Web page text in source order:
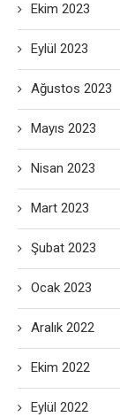
Ekim 2023
Eylül 2023
Ağustos 2023
Mayıs 2023
Nisan 2023
Mart 2023
Şubat 2023
Ocak 2023
Aralık 2022
Ekim 2022
Eylül 2022